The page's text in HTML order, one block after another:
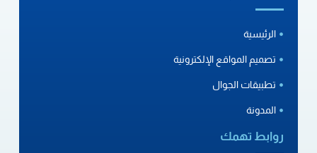
الرئيسية
تصميم المواقع الإلكترونية
تطبيقات الجوال
المدونة
روابط تهمك